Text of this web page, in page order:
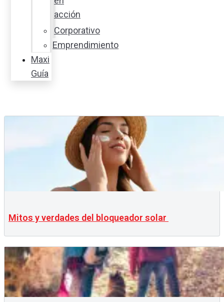
acción
Corporativo
Emprendimiento
Maxi
Guía
Mitos y verdades del bloqueador solar